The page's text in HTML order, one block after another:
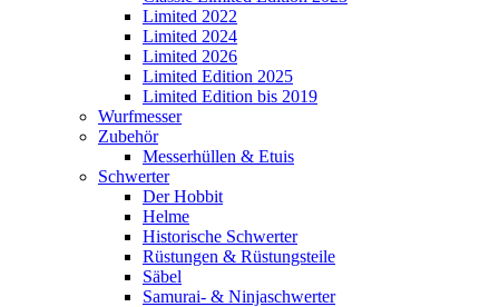
Limited 2022
Limited 2024
Limited 2026
Limited Edition 2025
Limited Edition bis 2019
Wurfmesser
Zubehör
Messerhüllen & Etuis
Schwerter
Der Hobbit
Helme
Historische Schwerter
Rüstungen & Rüstungsteile
Säbel
Samurai- & Ninjaschwerter